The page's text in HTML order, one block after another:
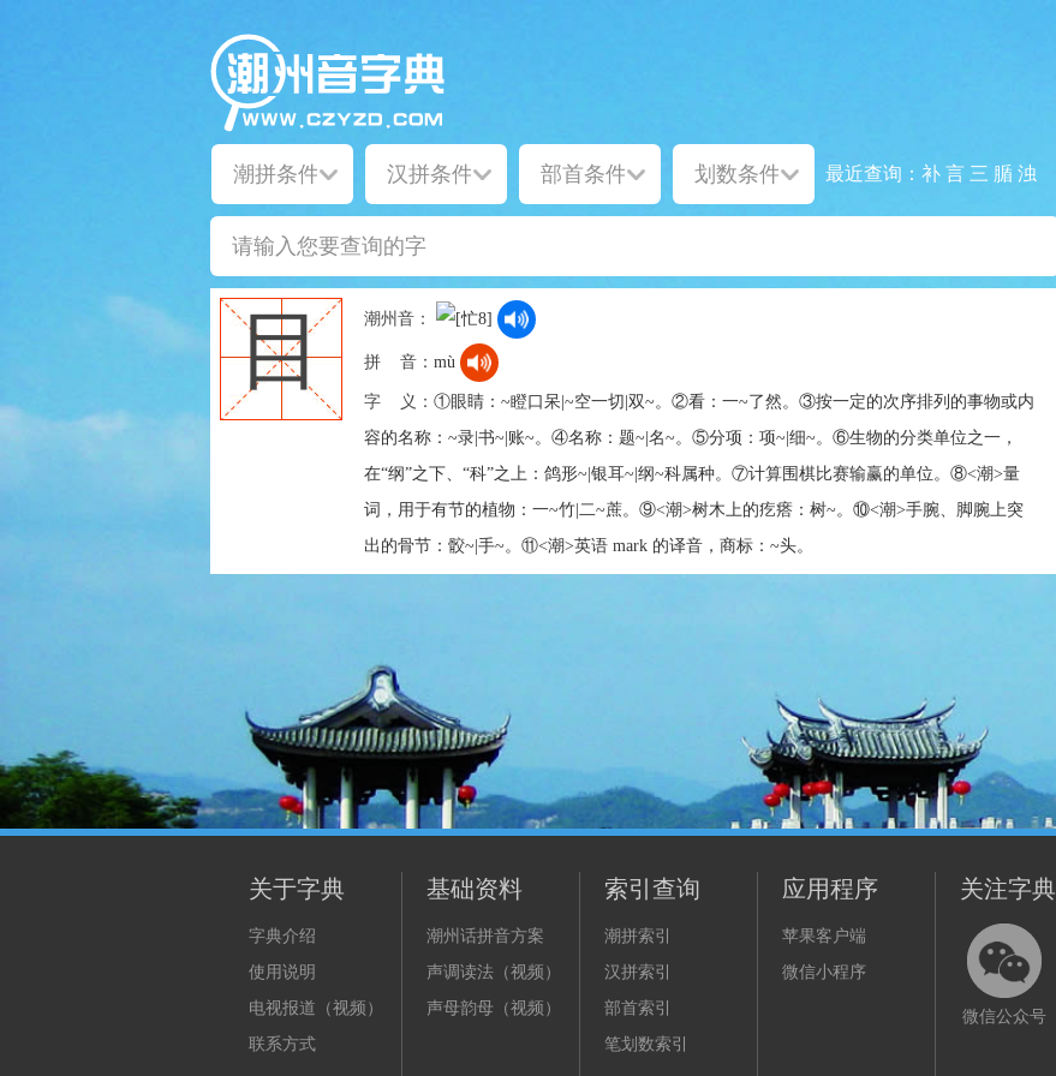
最近查询： 补 言 三 腯 浊
目 潮州音：
拼 音： mù
字 义： ①眼睛：~瞪口呆|~空一切|双~。②看：一~了然。③按一定的次序排列的事物或内
容的名称：~录|书~|账~。④名称：题~|名~。⑤分项：项~|细~。⑥生物的分类单位之一，
在“纲”之下、“科”之上：鸽形~|银耳~|纲~科属种。⑦计算围棋比赛输赢的单位。⑧<潮>量
词，用于有节的植物：一~竹|二~蔗。⑨<潮>树木上的疙瘩：树~。⑩<潮>手腕、脚腕上突
出的骨节：骹~|手~。⑪<潮>英语 mark 的译音，商标：~头。
关于字典
字典介绍
使用说明
电视报道（视频）
联系方式
基础资料
潮州话拼音方案
声调读法（视频）
声母韵母（视频）
索引查询
潮拼索引
汉拼索引
部首索引
笔划数索引
应用程序
苹果客户端
微信小程序
关注字典
微信公众号